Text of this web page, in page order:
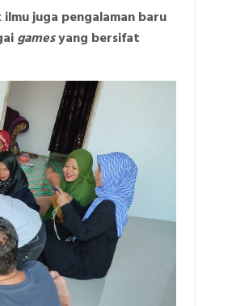
juga pengalaman baru
gamesyang bersifat